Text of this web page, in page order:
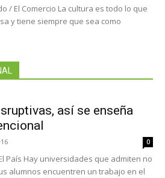
/ El Comercio La cultura es todo lo que
y tiene siempre que sea como
así se enseña
0
País Hay universidades que admiten no
alumnos encuentren un trabajo en el